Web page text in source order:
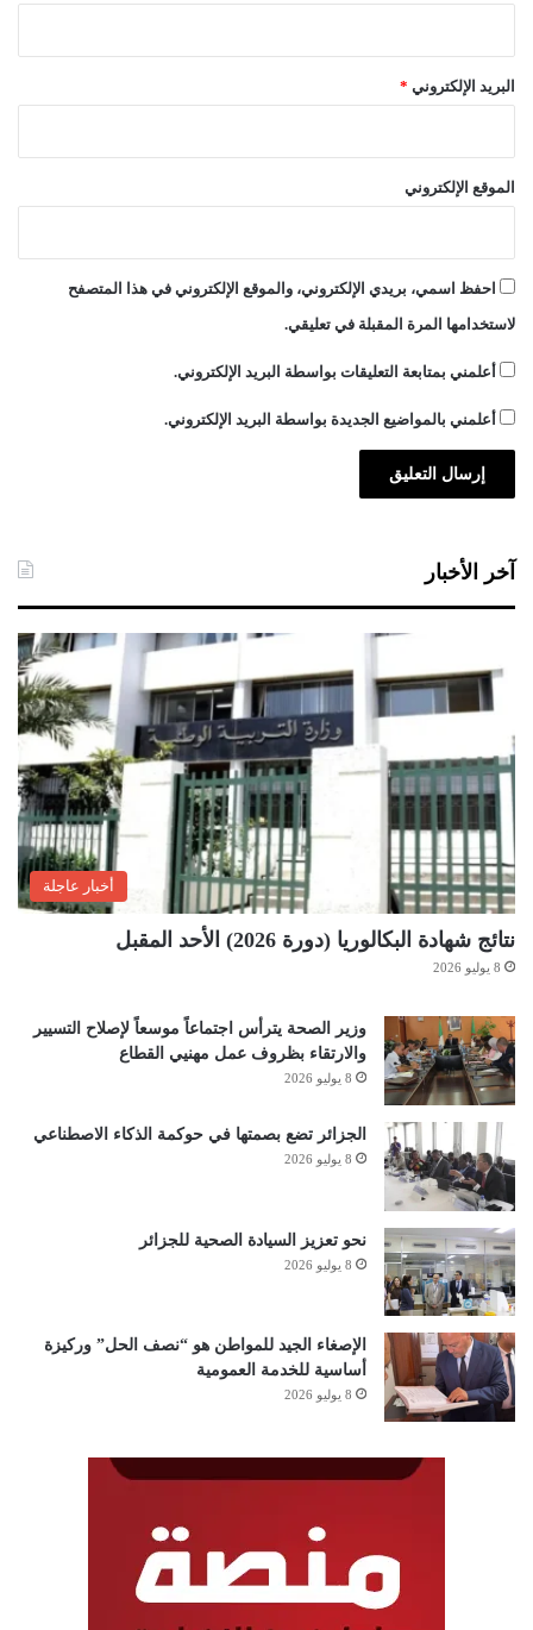
البريد الإلكتروني *
الموقع الإلكتروني
احفظ اسمي، بريدي الإلكتروني، والموقع الإلكتروني في هذا المتصفح
لاستخدامها المرة المقبلة في تعليقي.
أعلمني بمتابعة التعليقات بواسطة البريد الإلكتروني.
أعلمني بالمواضيع الجديدة بواسطة البريد الإلكتروني.
آخر الأخبار
أخبار عاجلة
نتائج شهادة البكالوريا (دورة 2026) الأحد المقبل
8 يوليو 2026
وزير الصحة يترأس اجتماعاً موسعاً لإصلاح التسيير
والارتقاء بظروف عمل مهنيي القطاع
8 يوليو 2026
الجزائر تضع بصمتها في حوكمة الذكاء الاصطناعي
8 يوليو 2026
نحو تعزيز السيادة الصحية للجزائر
8 يوليو 2026
الإصغاء الجيد للمواطن هو “نصف الحل” وركيزة
أساسية للخدمة العمومية
8 يوليو 2026